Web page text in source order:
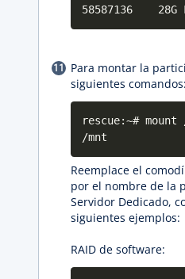
58587136 28G
Para montar la
siguientes comandos:
rescue:~# mount /
/mnt
Reemplace el
por el nombre de la
Servidor Dedicado,
siguientes ejemplos:
RAID de software: